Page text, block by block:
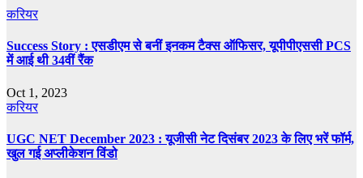
करियर
Success Story : एसडीएम से बनीं इनकम टैक्स ऑफिसर, यूपीपीएससी PCS
में आई थी 34वीं रैंक
Oct 1, 2023
करियर
UGC NET December 2023 : यूजीसी नेट दिसंबर 2023 के लिए भरें फॉर्म,
खुल गई अप्लीकेशन विंडो